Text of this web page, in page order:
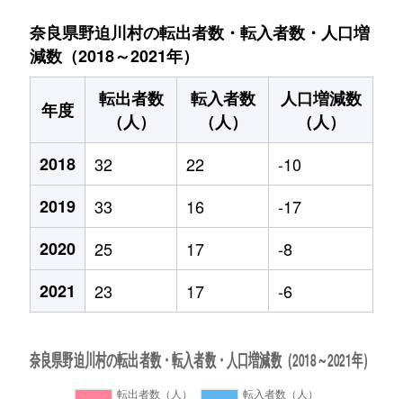
奈良県野迫川村の転出者数・転入者数・人口増
減数（2018～2021年）
年度
転出者数
（人）
転入者数
（人）
人口増減数
（人）
2018
32 22
-10
2019
33 16
-17
2020
25 17
-8
2021
23 17 -6